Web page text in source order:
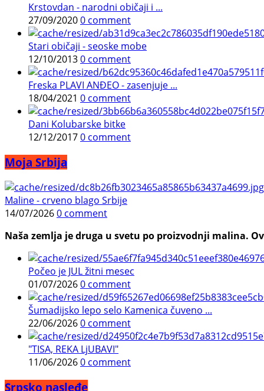
Krstovdan - narodni običaji i ...
27/09/20200 comment
Stari običaji - seoske mobe
12/10/20130 comment
Freska PLAVI ANĐEO - zasenjuje ...
18/04/2021 0 comment
Dani Kolubarske bitke
12/12/20170 comment
Moja Srbija
Maline - crveno blago Srbije
14/07/20260 comment
Naša zemlja je druga u svetu po proizvodnji malina.
Počeo je JUL žitni mesec
01/07/20260 comment
Šumadijsko lepo selo Kamenica čuveno ...
22/06/20260 comment
"TISA, REKA LjUBAVI"
11/06/20260 comment
Srpsko nasleđe